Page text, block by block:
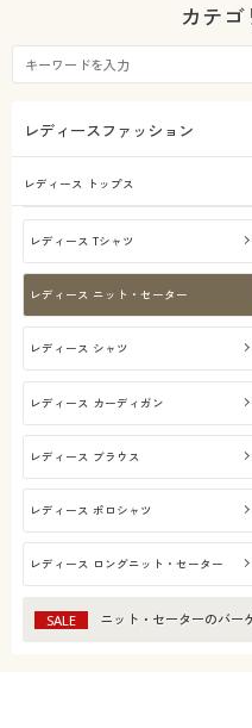
カテゴ
レディースファッション
レディース トップス
レディース Tシャツ
レディース ニット・セーター
レディース シャツ
レディース カーディガン
レディース ブラウス
レディース ポロシャツ
レディース ロングニット・セーター
SALE ニット・セーターのバー